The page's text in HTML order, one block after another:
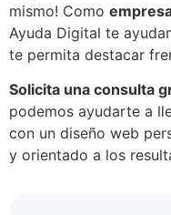
mismo! Como
Ayuda Digital te
te permita destacar
Solicita una consulta
podemos ayudarte a
con un diseño web
y orientado a los